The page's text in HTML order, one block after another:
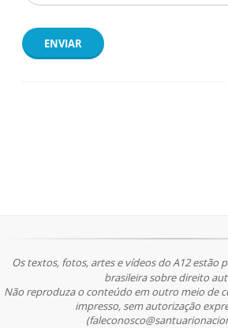
ENVIAR
Os textos, fotos, artes e vídeos do A12 estão
brasileira sobre direito
Não reproduza o conteúdo em outro meio de
impresso, sem autorização